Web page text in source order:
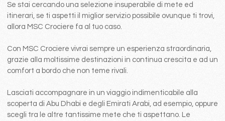
Se stai cercando una selezione insuperabile di mete ed
itinerari, se ti aspetti il miglior servizio possibile ovunque ti trovi,
allora MSC Crociere fa al tuo caso.
Con MSC Crociere vivrai sempre un esperienza straordinaria,
grazie alla moltissime destinazioni in continua crescita e ad un
comfort a bordo che non teme rivali.
Lasciati accompagnare in un viaggio indimenticabile alla
scoperta di Abu Dhabi e degli Emirati Arabi, ad esempio, oppure
scegli tra le altre tantissime mete che ti aspettano. Le